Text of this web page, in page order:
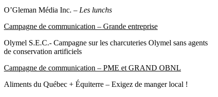
O’Gleman Média Inc. – Les lunchs
Campagne de communication – Grande entreprise
Olymel S.E.C.- Campagne sur les charcuteries Olymel sans agents
de conservation artificiels
Campagne de communication – PME et GRAND OBNL
Aliments du Québec + Équiterre – Exigez de manger local !